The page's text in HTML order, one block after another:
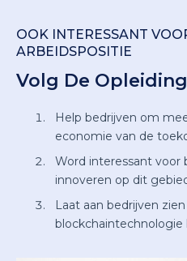
OOK INTERESSANT
ARBEIDSPOSITIE
Volg De
Help bedrijven om
economie van de
Word interessant voor
innoveren op dit
Laat aan bedrijven
blockchaintechnologie